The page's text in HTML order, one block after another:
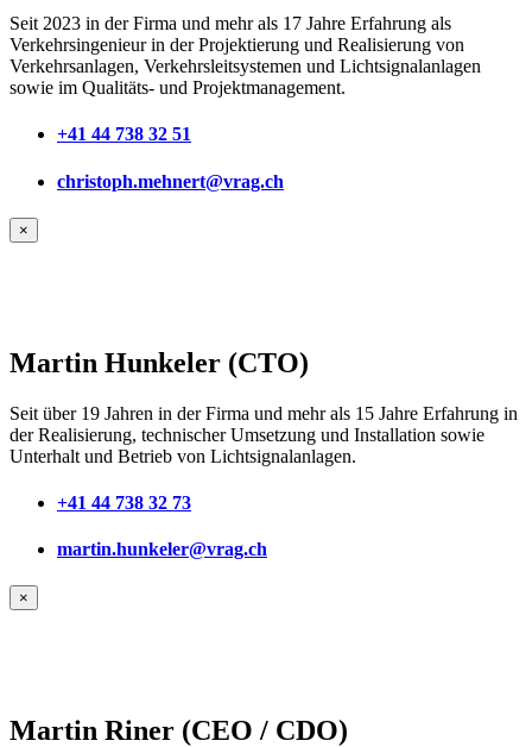
Seit 2023 in der Firma und mehr als 17 Jahre Erfahrung als
Verkehrsingenieur in der Projektierung und Realisierung von
Verkehrsanlagen, Verkehrsleitsystemen und Lichtsignalanlagen
sowie im Qualitäts- und Projektmanagement.
+41 44 738 32 51
christoph.mehnert@vrag.ch
×
Martin Hunkeler (CTO)
Seit über 19 Jahren in der Firma und mehr als 15 Jahre Erfahrung in
der Realisierung, technischer Umsetzung und Installation sowie
Unterhalt und Betrieb von Lichtsignalanlagen.
+41 44 738 32 73
martin.hunkeler@vrag.ch
×
Martin Riner (CEO / CDO)